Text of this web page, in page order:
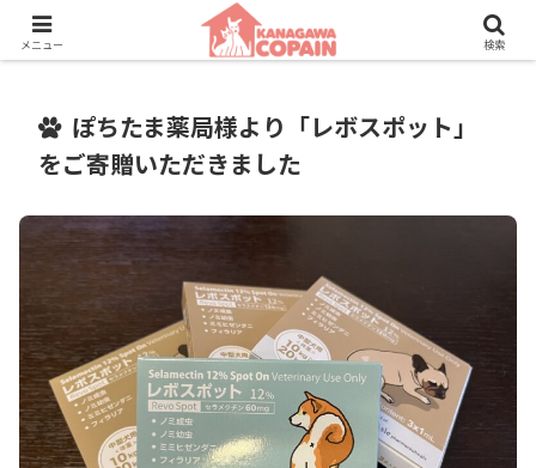
保護動物たちに、新しい家族との素敵な出会いを。
ぽちたま薬局様より「レボスポット」
をご寄贈いただきました
メニュー 検索